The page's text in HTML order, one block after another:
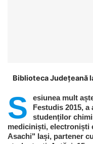
Biblioteca Județeană
S
esiunea mult
Festudis 2015,
studenților
mediciniști, electroniști
Asachi" Iași, partener